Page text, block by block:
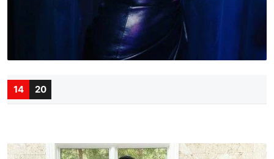
14 20